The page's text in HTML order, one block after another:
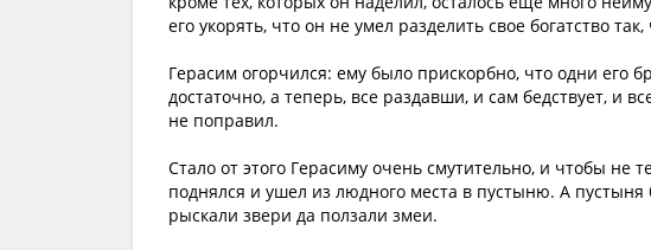
его укорять, что он не умел разделить свое богатство
Герасим огорчился: ему было прискорбно, что одни его
достаточно, а теперь, все раздавши, и сам бедствует, и
не поправил.
Стало от этого Герасиму очень смутительно, и чтобы не
поднялся и ушел из людного места в пустыню. А
рыскали звери да ползали змеи.